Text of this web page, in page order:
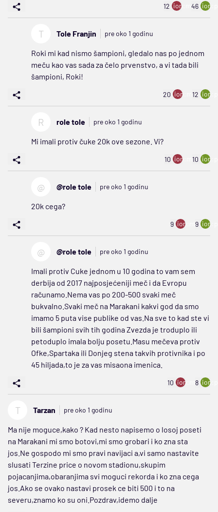
12 ion:minus
46
T Tole Franjin pre oko 1 godinu
Roki mi kad nismo šampioni, gledalo nas po jednom
meču kao vas sada za čelo prvenstvo, a vi tada bili
šampioni, Roki!
20 ion:minus
12
R role tole pre oko 1 godinu
Mi imali protiv čuke 20k ove sezone. Vi?
10 ion:minus
10
@ @role tole pre oko 1 godinu
20k cega?
9 ion:minus
9
@ @role tole pre oko 1 godinu
Imali protiv Cuke jednom u 10 godina to vam sem
derbija od 2017 najposjećeniji meč i da Evropu
računamo.Nema vas po 200-500 svaki meč
bukvalno.Svaki meč na Marakani kakvi god da smo
imamo 5 puta vise publike od vas.Na sve to kad ste vi
bili šampioni svih tih godina Zvezda je troduplo ili
petoduplo imala bolju posetu.Masu mečeva protiv
Ofke,Spartaka ili Donjeg stena takvih protivnika i po
45 hiljada,to je za vas misaona imenica.
10 ion:minus
8
T Tarzan pre oko 1 godinu
Ma nije moguce,kako ? Kad nesto napisemo o losoj poseti
na Marakani mi smo botovi,mi smo grobari i ko zna sta
jos.Ne gospodo mi smo pravi navijaci a,vi samo nastavite
slusati Terzine price o novom stadionu,skupim
pojacanjima,obaranjima svi moguci rekorda i ko zna cega
jos.Ako se ovako nastavi prosek ce biti 500 i to na
severu,znamo ko su oni.Pozdrav,idemo dalje